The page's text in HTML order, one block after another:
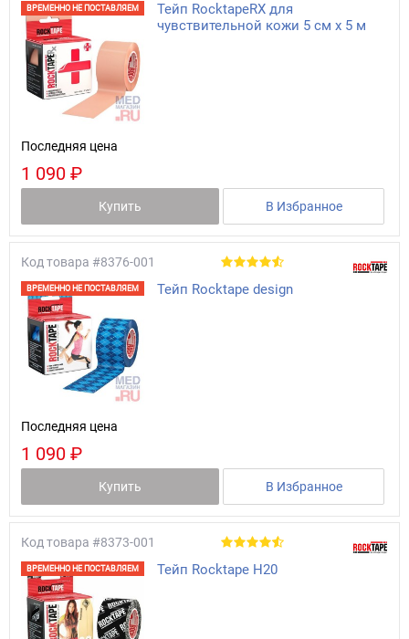
ВРЕМЕННО НЕ ПОСТАВЛЯЕМ
Тейп RocktapeRX для
чувcтвительной кожи 5 см x 5 м
Последняя цена
1 090 ₽
Купить В Избранное
Код товара #8376-001
ВРЕМЕННО НЕ ПОСТАВЛЯЕМ Тейп Rocktape design
Последняя цена
1 090 ₽
Купить В Избранное
Код товара #8373-001
ВРЕМЕННО НЕ ПОСТАВЛЯЕМ Тейп Rocktape H20